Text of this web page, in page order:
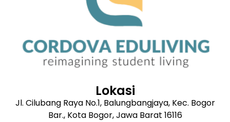
Lokasi
Jl. Cilubang Raya No.1, Balungbangjaya, Kec. Bogor
Bar., Kota Bogor, Jawa Barat 16116